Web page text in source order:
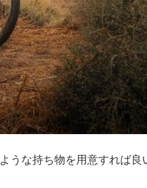
うな持ち物を用意すれば良